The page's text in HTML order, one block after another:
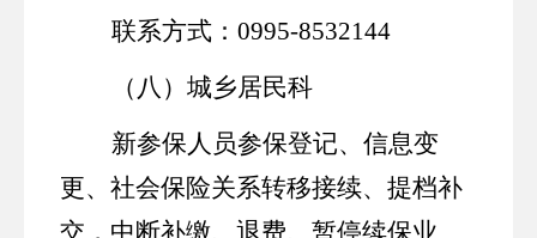
联系方式： 0995-8532144
（八） 城乡居民科
新参保人员参保登记、信息变
更、社会保险关系转移接续、提档补
交，中断补缴、退费、暂停续保业